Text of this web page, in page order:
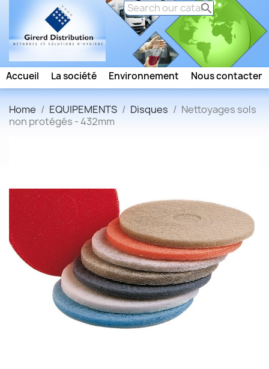

Accueil La société Environnement Nous contacter
Home EQUIPEMENTS Disques
Nettoyages sols
non protégés - 432mm